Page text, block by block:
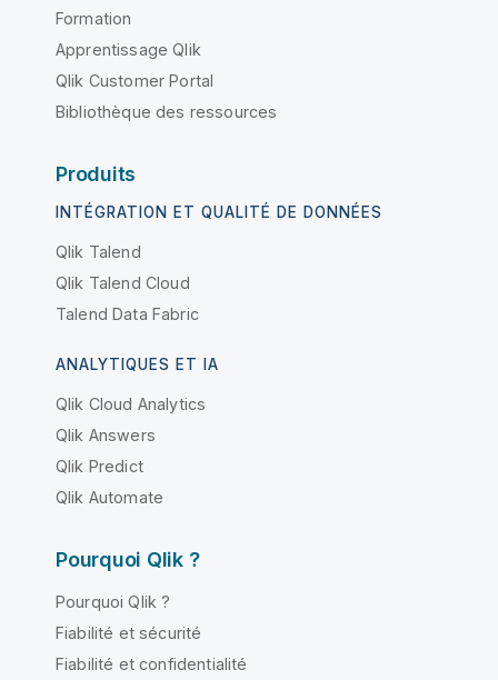
Formation
Apprentissage Qlik
Qlik Customer Portal
Bibliothèque des ressources
Produits
INTÉGRATION ET QUALITÉ DE DONNÉES
Qlik Talend
Qlik Talend Cloud
Talend Data Fabric
ANALYTIQUES ET IA
Qlik Cloud Analytics
Qlik Answers
Qlik Predict
Qlik Automate
Pourquoi Qlik ?
Pourquoi Qlik ?
Fiabilité et sécurité
Fiabilité et confidentialité